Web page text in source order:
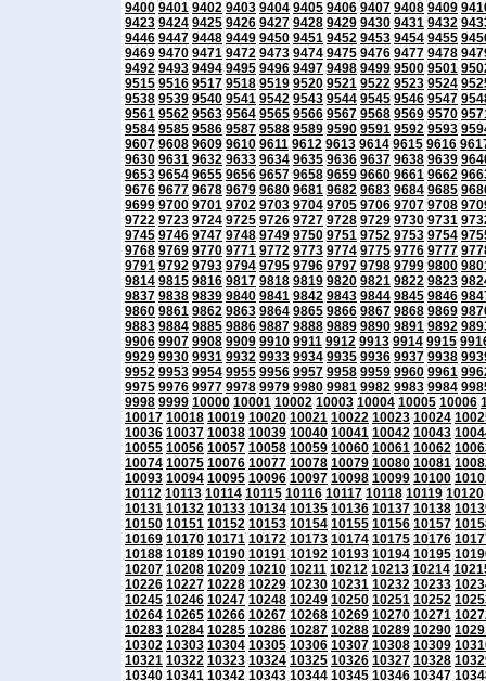
9400 9401 9402 9403 9404 9405 9406 9407 9408 9409
9423 9424 9425 9426 9427 9428 9429 9430 9431 9432
9446 9447 9448 9449 9450 9451 9452 9453 9454 9455
9469 9470 9471 9472 9473 9474 9475 9476 9477 9478
9492 9493 9494 9495 9496 9497 9498 9499 9500 9501
9515 9516 9517 9518 9519 9520 9521 9522 9523 9524
9538 9539 9540 9541 9542 9543 9544 9545 9546 9547
9561 9562 9563 9564 9565 9566 9567 9568 9569 9570
9584 9585 9586 9587 9588 9589 9590 9591 9592 9593
9607 9608 9609 9610 9611 9612 9613 9614 9615 9616
9630 9631 9632 9633 9634 9635 9636 9637 9638 9639
9653 9654 9655 9656 9657 9658 9659 9660 9661 9662
9676 9677 9678 9679 9680 9681 9682 9683 9684 9685
9699 9700 9701 9702 9703 9704 9705 9706 9707 9708
9722 9723 9724 9725 9726 9727 9728 9729 9730 9731
9745 9746 9747 9748 9749 9750 9751 9752 9753 9754
9768 9769 9770 9771 9772 9773 9774 9775 9776 9777
9791 9792 9793 9794 9795 9796 9797 9798 9799 9800
9814 9815 9816 9817 9818 9819 9820 9821 9822 9823
9837 9838 9839 9840 9841 9842 9843 9844 9845 9846
9860 9861 9862 9863 9864 9865 9866 9867 9868 9869
9883 9884 9885 9886 9887 9888 9889 9890 9891 9892
9906 9907 9908 9909 9910 9911 9912 9913 9914 9915
9929 9930 9931 9932 9933 9934 9935 9936 9937 9938
9952 9953 9954 9955 9956 9957 9958 9959 9960 9961
9975 9976 9977 9978 9979 9980 9981 9982 9983 9984
9998 9999 10000 10001 10002 10003 10004 10005 10006
10017 10018 10019 10020 10021 10022 10023 10024
10036 10037 10038 10039 10040 10041 10042 10043
10055 10056 10057 10058 10059 10060 10061 10062
10074 10075 10076 10077 10078 10079 10080 10081
10093 10094 10095 10096 10097 10098 10099 10100
10112 10113 10114 10115 10116 10117 10118 10119 10120
10131 10132 10133 10134 10135 10136 10137 10138
10150 10151 10152 10153 10154 10155 10156 10157
10169 10170 10171 10172 10173 10174 10175 10176
10188 10189 10190 10191 10192 10193 10194 10195
10207 10208 10209 10210 10211 10212 10213 10214
10226 10227 10228 10229 10230 10231 10232 10233
10245 10246 10247 10248 10249 10250 10251 10252
10264 10265 10266 10267 10268 10269 10270 10271
10283 10284 10285 10286 10287 10288 10289 10290
10302 10303 10304 10305 10306 10307 10308 10309
10321 10322 10323 10324 10325 10326 10327 10328
10340 10341 10342 10343 10344 10345 10346 10347